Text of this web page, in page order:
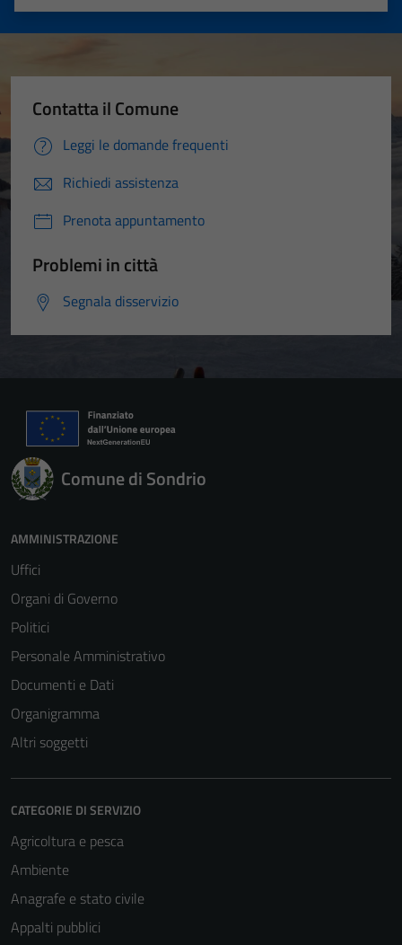
Valuta 5 stelle su 5
Valuta 4 stelle su 5
Valuta 3 stelle su 5
Valuta 2 stelle su 5
Valuta 1 stelle su 5
Contatta il Comune
Leggi le domande frequenti
Richiedi assistenza
Prenota appuntamento
Problemi in città
Segnala disservizio
Comune di Sondrio
AMMINISTRAZIONE
Uffici
Organi di Governo
Politici
Personale Amministrativo
Documenti e Dati
Organigramma
Altri soggetti
CATEGORIE DI SERVIZIO
Agricoltura e pesca
Ambiente
Anagrafe e stato civile
Appalti pubblici